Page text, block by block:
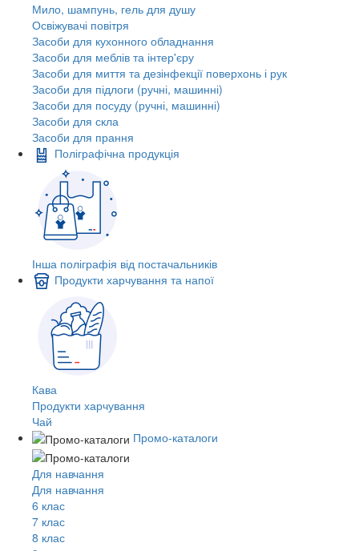
Мило, шампунь, гель для душу
Освіжувачі повітря
Засоби для кухонного обладнання
Засоби для меблів та інтер'єру
Засоби для миття та дезінфекції поверхонь і рук
Засоби для підлоги (ручні, машинні)
Засоби для посуду (ручні, машинні)
Засоби для скла
Засоби для прання
Поліграфічна продукція
Інша поліграфія від постачальників
Продукти харчування та напої
Кава
Продукти харчування
Чай
Промо-каталоги
Для навчання
Для навчання
6 клас
7 клас
8 клас